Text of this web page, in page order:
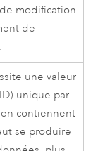
modification
de
une valeur
unique par
contiennent
se produire